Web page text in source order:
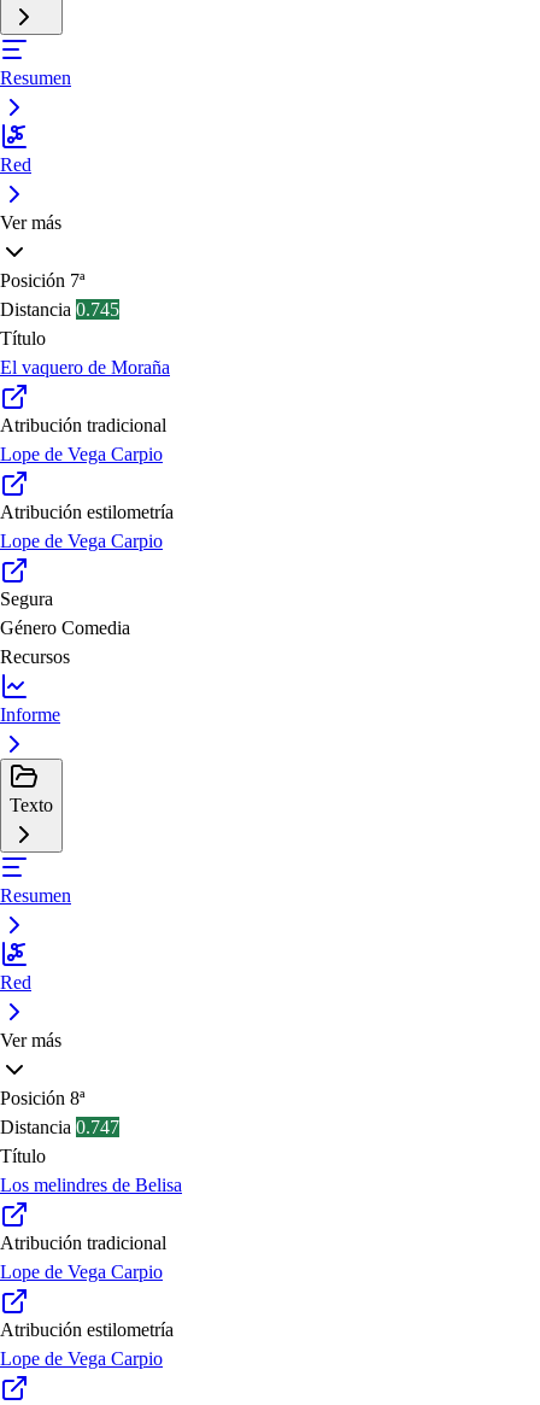
Resumen
Red
Ver más
Posición 7ª
Distancia 0.745
Título
El vaquero de Moraña
Atribución tradicional
Lope de Vega Carpio
Atribución estilometría
Lope de Vega Carpio
Segura
Género Comedia
Recursos
Informe
Texto
Resumen
Red
Ver más
Posición 8ª
Distancia 0.747
Título
Los melindres de Belisa
Atribución tradicional
Lope de Vega Carpio
Atribución estilometría
Lope de Vega Carpio